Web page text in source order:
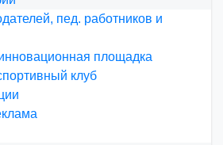
пед. работников и
площадка
клуб